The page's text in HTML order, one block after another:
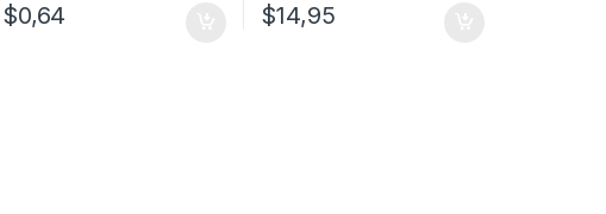
$0,64 $14,95